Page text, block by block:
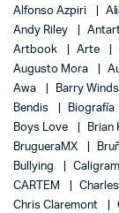
Alfonso Azpiri
Andy Riley
Artbook
Arte
Augusto Mora
Awa
Barry
Bendis
Biografía
Boys Love
Brian
BrugueraMX
Bullying
CARTEM
Chris Claremont